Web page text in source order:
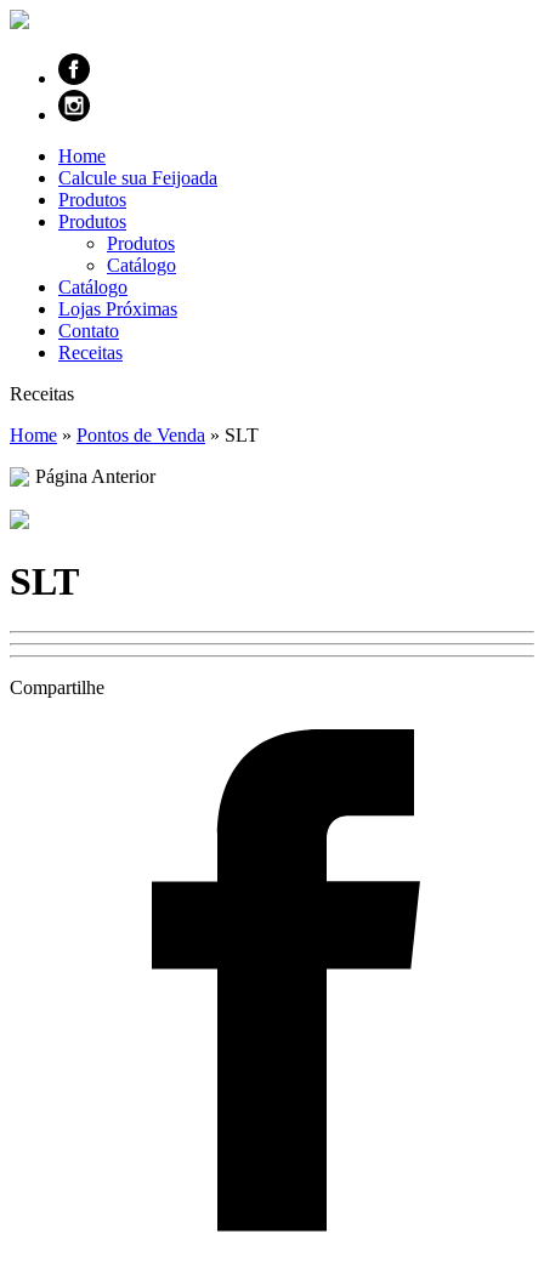
Home
Calcule sua Feijoada
Produtos
Produtos
Produtos
Catálogo
Catálogo
Lojas Próximas
Contato
Receitas
Receitas
Home » Pontos de Venda » SLT
Página Anterior
SLT
Compartilhe